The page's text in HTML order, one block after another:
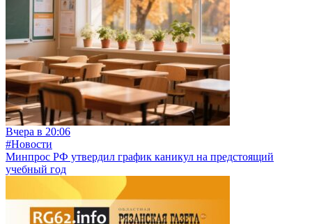
Вчера в 20:06
#Новости
Минпрос РФ утвердил график каникул на предстоящий
учебный год